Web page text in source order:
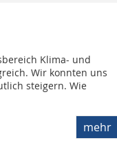
Klima- und
Wir konnten uns
steigern. Wie
mehr